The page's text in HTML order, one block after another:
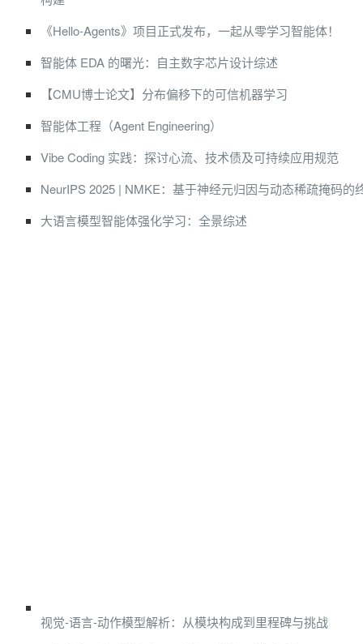
《Hello-Agents》项目正式发布，一起从零学习智能体！
智能体 EDA 的曙光：自主数字芯片设计综述
【CMU博士论文】分布偏移下的可信机器学习
智能体工程（Agent Engineering）
Vibe Coding 实践：探讨心流、技术债及可持续应用规范
NeurIPS 2025 | NMKE：基于神经元归因与动态稀疏掩码的
大语言模型智能体强化学习：全景综述
视觉-语言-动作模型解析：从模块构成到里程碑与挑战